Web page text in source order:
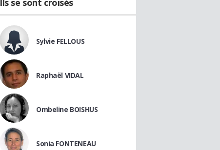
Ils se sont croisés
Sylvie FELLOUS
Raphaël VIDAL
Ombeline BOISHUS
Sonia FONTENEAU